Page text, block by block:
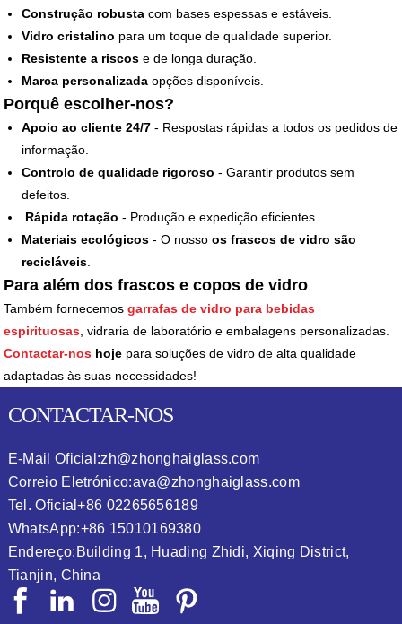
Construção robusta com bases espessas e estáveis.
Vidro cristalino para um toque de qualidade superior.
Resistente a riscos e de longa duração.
Marca personalizada opções disponíveis.
Porquê escolher-nos?
Apoio ao cliente 24/7 - Respostas rápidas a todos os pedidos de
informação.
Controlo de qualidade rigoroso - Garantir produtos sem
defeitos.
Rápida rotação - Produção e expedição eficientes.
Materiais ecológicos - O nossoos frascos de vidro são
recicláveis.
Para além dos frascos e copos de vidro
Também fornecemosgarrafas de vidro para bebidas
espirituosas, vidraria de laboratório e embalagens personalizadas.
Contactar-nos hoje para soluções de vidro de alta qualidade
adaptadas às suas necessidades!
CONTACTAR-NOS
E-Mail Oficial:zh@zhonghaiglass.com
Correio Eletrónico:ava@zhonghaiglass.com
Tel. Oficial+86 02265656189
WhatsApp:+86 15010169380
Endereço: Building 1, Huading Zhidi, Xiqing District,
Tianjin, China